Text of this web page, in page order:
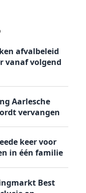
afvalbeleid
vanaf volgend
Aarlesche
vervangen
keer voor
in één familie
Best